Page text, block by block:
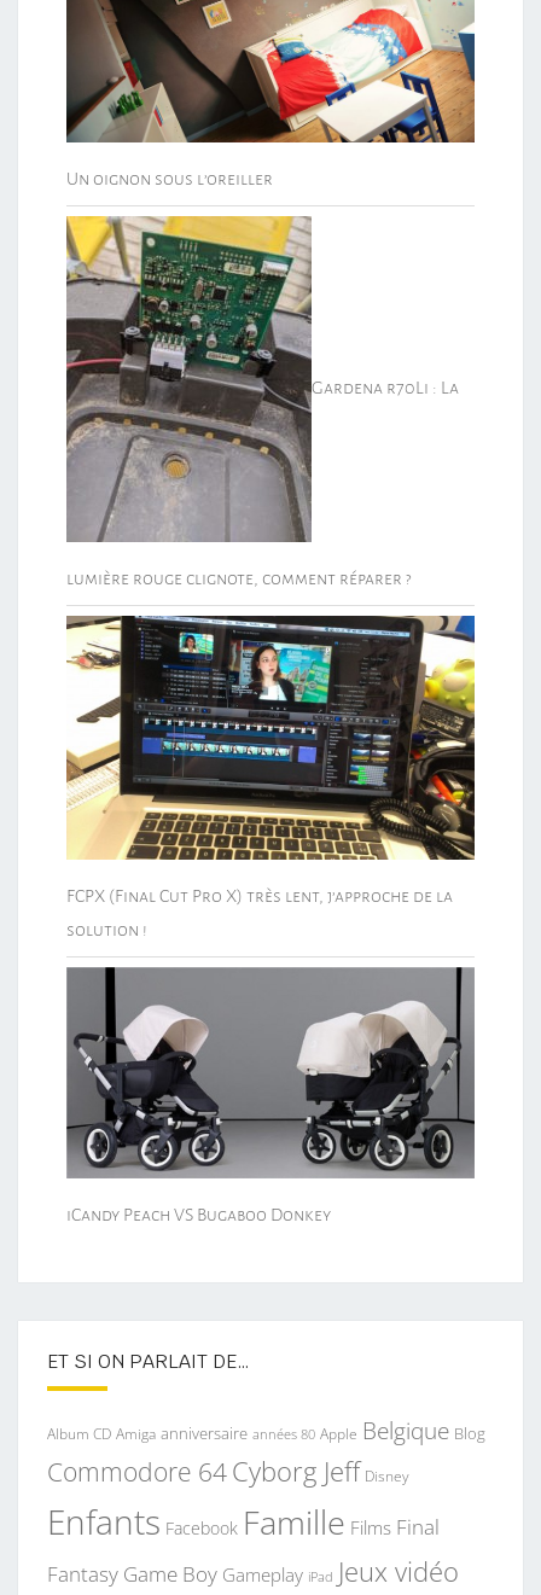
Un oignon sous l’oreiller
Gardena r70Li : La
lumière rouge clignote, comment réparer ?
FCPX (Final Cut Pro X) très lent, j’approche de la
solution !
iCandy Peach VS Bugaboo Donkey
ET SI ON PARLAIT DE…
Album CD Amiga anniversaire années 80 Apple Belgique Blog
Commodore 64Cyborg Jeff Disney
Enfants Facebook Famille Films Final
Fantasy Game Boy Gameplay iPad Jeux vidéo